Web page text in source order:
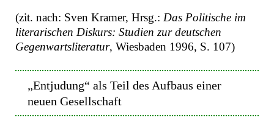
(zit. nach: Sven Kramer, Hrsg.: Das Politische im
literarischen Diskurs: Studien zur deutschen
Gegenwartsliteratur, Wiesbaden 1996, S. 107)
„Entjudung“ als Teil des Aufbaus einer
neuen Gesellschaft